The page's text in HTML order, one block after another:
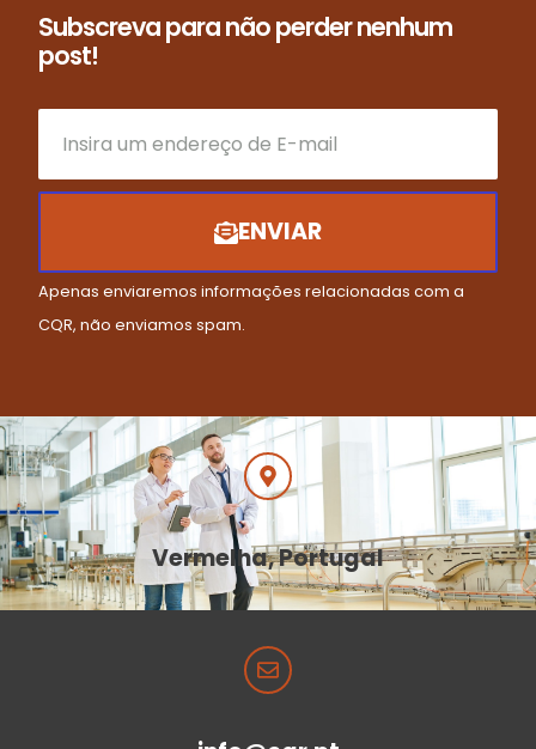
Subscreva para não perder nenhum
post!
ENVIAR
Apenas enviaremos informações relacionadas com a
CQR, não enviamos spam.
Vermelha, Portugal